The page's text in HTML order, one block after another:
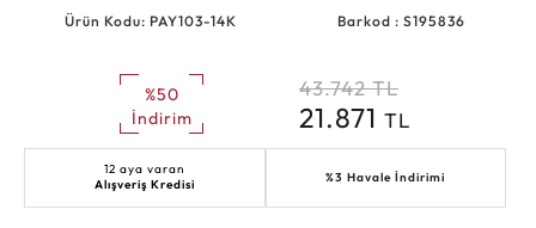
Ürün Kodu: PAY103-14K Barkod : S195836
%50
İndirim
43.742 TL
21.871 TL
12 aya varan
Alışveriş Kredisi
%3 Havale İndirimi